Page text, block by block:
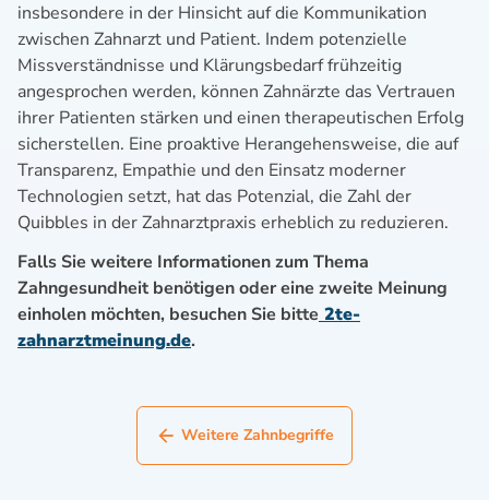
insbesondere in der Hinsicht auf die Kommunikation
zwischen Zahnarzt und Patient. Indem potenzielle
Missverständnisse und Klärungsbedarf frühzeitig
angesprochen werden, können Zahnärzte das Vertrauen
ihrer Patienten stärken und einen therapeutischen Erfolg
sicherstellen. Eine proaktive Herangehensweise, die auf
Transparenz, Empathie und den Einsatz moderner
Technologien setzt, hat das Potenzial, die Zahl der
Quibbles in der Zahnarztpraxis erheblich zu reduzieren.
Falls Sie weitere Informationen zum Thema
Zahngesundheit benötigen oder eine zweite Meinung
einholen möchten, besuchen Sie bitte 2te-
zahnarztmeinung.de.
Weitere Zahnbegriffe